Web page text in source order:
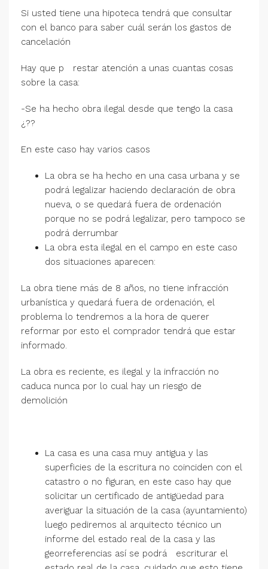
Si usted tiene una hipoteca tendrá que consultar
con el banco para saber cuál serán los gastos de
cancelación
Hay que p restar atención a unas cuantas cosas
sobre la casa:
-Se ha hecho obra ilegal desde que tengo la casa
¿??
En este caso hay varios casos
La obra se ha hecho en una casa urbana y se
podrá legalizar haciendo declaración de obra
nueva, o se quedará fuera de ordenación
porque no se podrá legalizar, pero tampoco se
podrá derrumbar
La obra esta ilegal en el campo en este caso
dos situaciones aparecen:
La obra tiene más de 8 años, no tiene infracción
urbanística y quedará fuera de ordenación, el
problema lo tendremos a la hora de querer
reformar por esto el comprador tendrá que estar
informado.
La obra es reciente, es ilegal y la infracción no
caduca nunca por lo cual hay un riesgo de
demolición
La casa es una casa muy antigua y las
superficies de la escritura no coinciden con el
catastro o no figuran, en este caso hay que
solicitar un certificado de antigüedad para
averiguar la situación de la casa (ayuntamiento)
luego pediremos al arquitecto técnico un
informe del estado real de la casa y las
georreferencias así se podrá escriturar el